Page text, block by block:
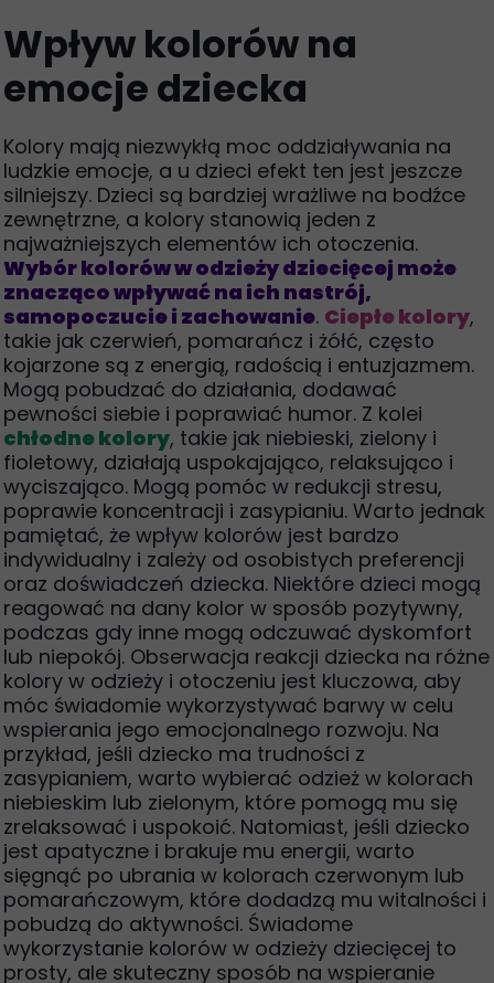
Wpływ kolorów na
emocje dziecka
Kolory mają niezwykłą moc oddziaływania na
ludzkie emocje, a u dzieci efekt ten jest jeszcze
silniejszy. Dzieci są bardziej wrażliwe na bodźce
zewnętrzne, a kolory stanowią jeden z
najważniejszych elementów ich otoczenia.
Wybór kolorów w odzieży dziecięcej może
znacząco wpływać na ich nastrój,
samopoczucie i zachowanie. Ciepłe kolory,
takie jak czerwień, pomarańcz i żółć, często
kojarzone są z energią, radością i entuzjazmem.
Mogą pobudzać do działania, dodawać
pewności siebie i poprawiać humor. Z kolei
chłodne kolory, takie jak niebieski, zielony i
fioletowy, działają uspokajająco, relaksująco i
wyciszająco. Mogą pomóc w redukcji stresu,
poprawie koncentracji i zasypianiu. Warto jednak
pamiętać, że wpływ kolorów jest bardzo
indywidualny i zależy od osobistych preferencji
oraz doświadczeń dziecka. Niektóre dzieci mogą
reagować na dany kolor w sposób pozytywny,
podczas gdy inne mogą odczuwać dyskomfort
lub niepokój. Obserwacja reakcji dziecka na różne
kolory w odzieży i otoczeniu jest kluczowa, aby
móc świadomie wykorzystywać barwy w celu
wspierania jego emocjonalnego rozwoju. Na
przykład, jeśli dziecko ma trudności z
zasypianiem, warto wybierać odzież w kolorach
niebieskim lub zielonym, które pomogą mu się
zrelaksować i uspokoić. Natomiast, jeśli dziecko
jest apatyczne i brakuje mu energii, warto
sięgnąć po ubrania w kolorach czerwonym lub
pomarańczowym, które dodadzą mu witalności i
pobudzą do aktywności. Świadome
wykorzystanie kolorów w odzieży dziecięcej to
prosty, ale skuteczny sposób na wspieranie